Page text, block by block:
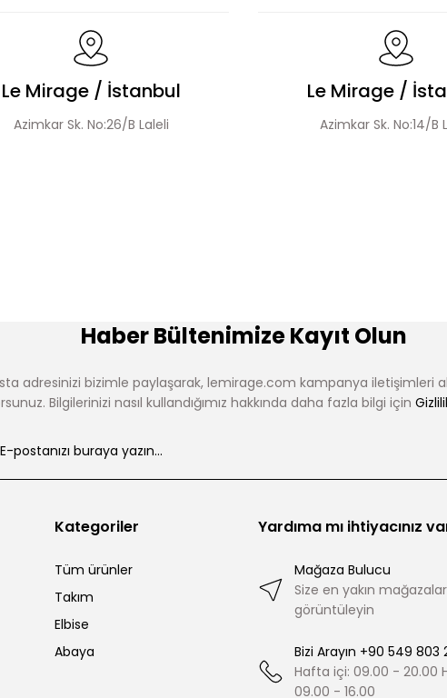
Boncuk İşlemeli Fırfır Yaka Detay Elbise Çiçek
Le Mirage / İstanbul
Azimkar Sk. No:26/B Laleli
Le Mirage /
Azimkar Sk. No:14/B
Haber Bültenimize Kayıt Olun
adresinizi bizimle paylaşarak, lemirage.com kampanya iletişimleri
Bilgilerinizi nasıl kullandığımız hakkında daha fazla bilgi için
Kategoriler
Tüm ürünler
Takım
Elbise
Abaya
Yardıma mı ihtiyacınız
Mağaza Bulucu
Size en yakın
görüntüleyin
Bizi Arayın +90 549 803
Hafta içi: 09.00 - 20.00
09.00 - 16.00